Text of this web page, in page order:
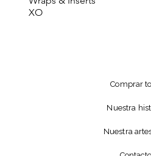
XO
Comprar
Nuestra
Nuestra